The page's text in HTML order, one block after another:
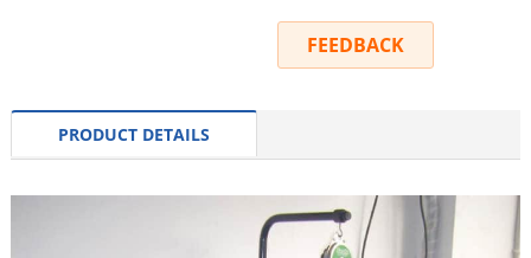
FEEDBACK
PRODUCT DETAILS